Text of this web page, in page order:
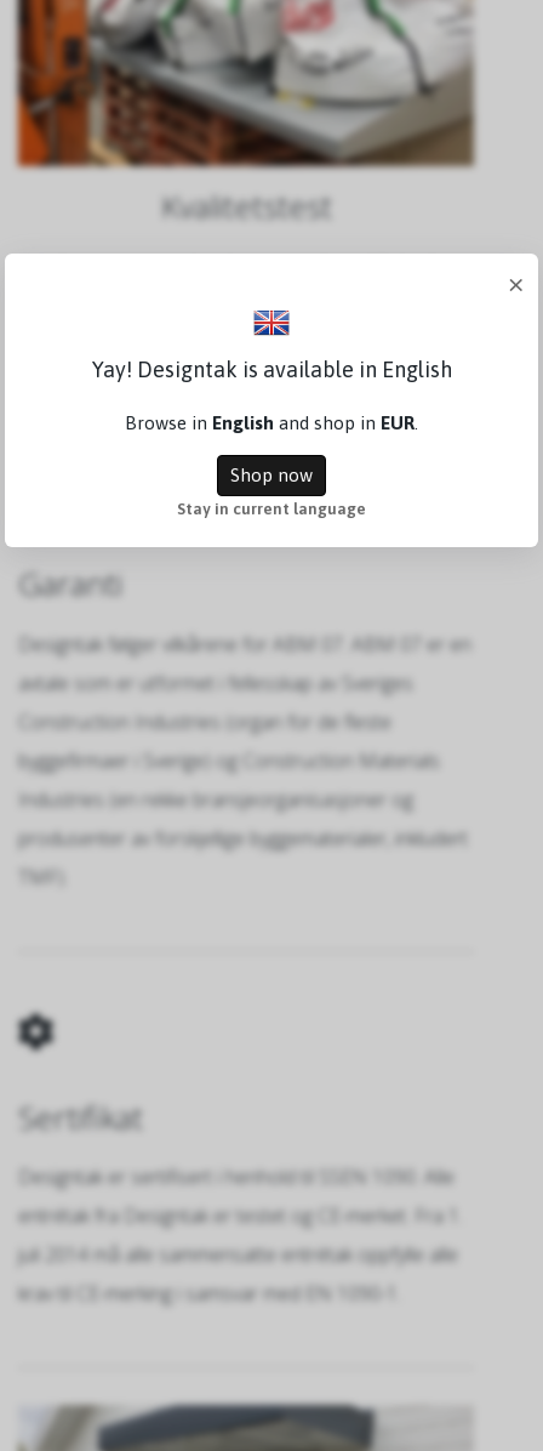
Kvalitetstest
også snøtyngde ved hjelp av store sandsekker for å
se hva som skjer i virkeligheten.
Garanti
Designtak følger vilkårene for ABM 07. ABM 07 er en
avtale som er utformet i fellesskap av Sveriges
Construction Industries (organ for de fleste
byggefirmaer i Sverige) og Construction Materials
Industries (en rekke bransjeorganisasjoner og
produsenter av forskjellige byggematerialer, inkludert
TMF).
Sertifikat
Designtak er sertifisert i henhold til SSEN 1090. Alle
entrétak fra Designtak er testet og CE-merket. Fra 1.
juli 2014 må alle sammensatte entrétak oppfylle alle
krav til CE-merking i samsvar med EN 1090-1.
×
Yay! Designtak is available in English
Browse in English and shop in EUR
Shop now
Stay in current language